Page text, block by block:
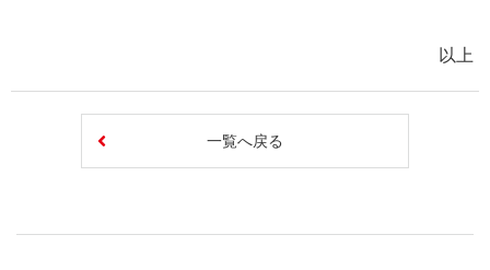
以上
一覧へ戻る